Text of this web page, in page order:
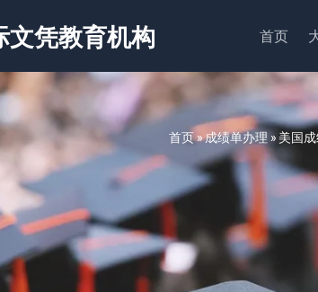
文凭教育机构 首页
首页»成绩单办理 »美国